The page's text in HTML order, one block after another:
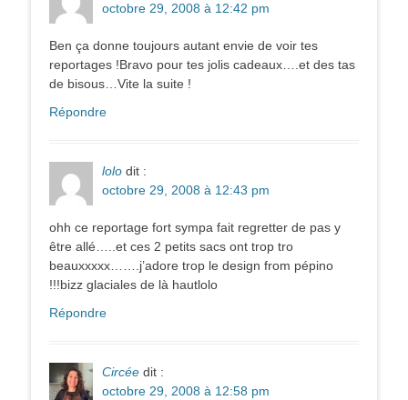
octobre 29, 2008 à 12:42 pm
Ben ça donne toujours autant envie de voir tes
reportages !Bravo pour tes jolis cadeaux….et des tas
de bisous…Vite la suite !
Répondre
lolo dit :
octobre 29, 2008 à 12:43 pm
ohh ce reportage fort sympa fait regretter de pas y
être allé…..et ces 2 petits sacs ont trop tro
beauxxxxx…….j’adore trop le design from pépino
!!!bizz glaciales de là hautlolo
Répondre
Circée dit :
octobre 29, 2008 à 12:58 pm